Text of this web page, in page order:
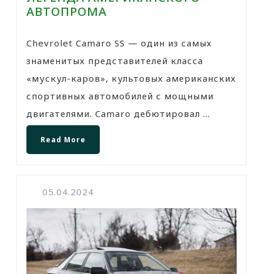
АВТОПРОМА
Chevrolet Camaro SS — один из самых
знаменитых представителей класса
«мускул-каров», культовых американских
спортивных автомобилей с мощными
двигателями. Camaro дебютировал ...
Read More
05.04.2024